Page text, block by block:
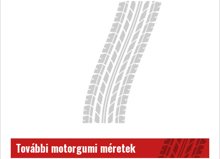
További motorgumi méretek